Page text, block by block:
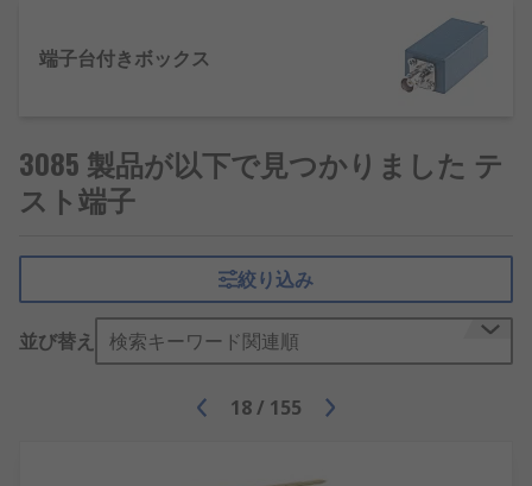
端子台付きボックス
3085 製品が以下で見つかりました テ
スト端子
絞り込み
並び替え 検索キーワード関連順
18/ 155